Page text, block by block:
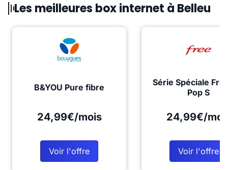
Les meilleures box internet à Belleu
B&YOU Pure fibre
24,99€/mois
Voir l'offre
Série Spéciale
Pop S
24,99€/
Voir l'offre